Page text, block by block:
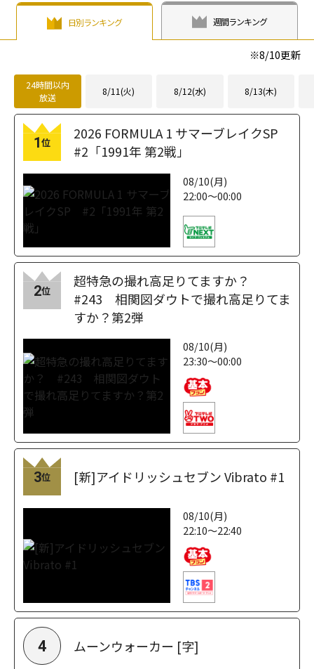
日別ランキング 週間ランキング
※8/10更新
24時間以内
放送
8/11(火) 8/12(水) 8/13(木)
1位
2026 FORMULA 1 サマーブレイクSP
#2「1991年 第2戦」
08/10(月)
22:00～00:00
2位
超特急の撮れ高足りてますか？
#243 相関図ダウトで撮れ高足りてま
すか？第2弾
08/10(月)
23:30～00:00
3位 [新]アイドリッシュセブン Vibrato #1
08/10(月)
22:10～22:40
4 ムーンウォーカー [字]